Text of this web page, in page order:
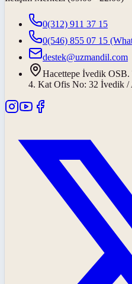
0(312) 911 37 15
0(546) 855 07 15
destek@uzmandil.com
Hacettepe İvedik
4. Kat Ofis No: 32 İvedik